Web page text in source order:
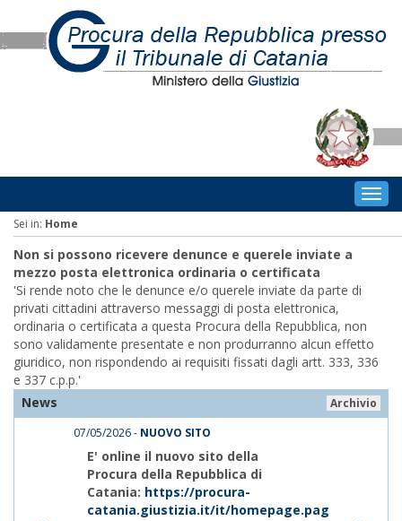
Sei in: Home
Non si possono ricevere denunce e querele inviate a
mezzo posta elettronica ordinaria o certificata
'Si rende noto che le denunce e/o querele inviate da parte di
privati cittadini attraverso messaggi di posta elettronica,
ordinaria o certificata a questa Procura della Repubblica, non
sono validamente presentate e non produrranno alcun effetto
giuridico, non rispondendo ai requisiti fissati dagli artt. 333, 336
e 337 c.p.p.'
News
Archivio
07/05/2026 - NUOVO SITO
E' online il nuovo sito della
Procura della Repubblica di
Catania: https://procura-
catania.giustizia.it/it/homepage.page